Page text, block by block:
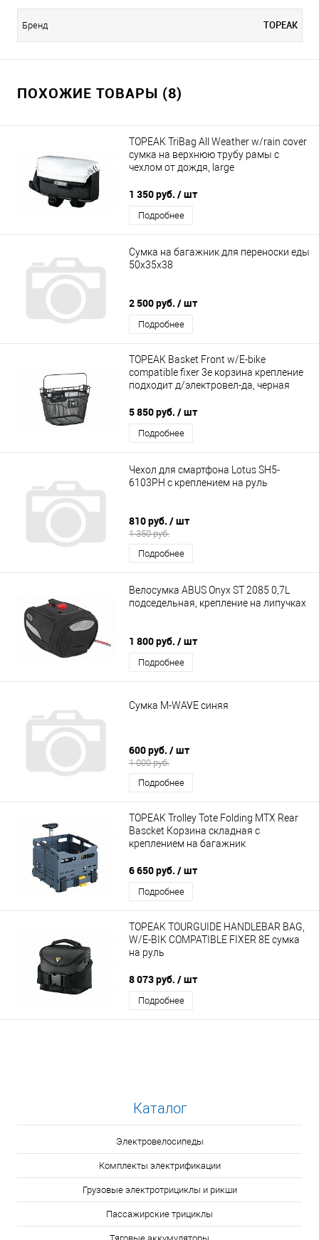
Бренд TOPEAK
ПОХОЖИЕ ТОВАРЫ (8)
TOPEAK TriBag All Weather w/rain cover
сумка на верхнюю трубу рамы с
чехлом от дождя, large
1 350 руб. / шт
Подробнее
Сумка на багажник для переноски еды
50x35x38
2 500 руб. / шт
Подробнее
TOPEAK Basket Front w/E-bike
compatible fixer 3e корзина крепление
подходит д/электровел-да, черная
5 850 руб. / шт
Подробнее
Чехол для смартфона Lotus SH5-
6103PH с креплением на руль
810 руб. / шт
1 350 руб.
Подробнее
Велосумка ABUS Onyx ST 2085 0,7L
подседельная, крепление на липучках
1 800 руб. / шт
Подробнее
Сумка M-WAVE синяя
600 руб. / шт
1 000 руб.
Подробнее
TOPEAK Trolley Tote Folding MTX Rear
Bascket Корзина складная с
креплением на багажник
6 650 руб. / шт
Подробнее
TOPEAK TOURGUIDE HANDLEBAR BAG,
W/E-BIK COMPATIBLE FIXER 8E сумка
на руль
8 073 руб. / шт
Подробнее
Каталог
Электровелосипеды
Комплекты электрификации
Грузовые электротрициклы и рикши
Пассажирские трициклы